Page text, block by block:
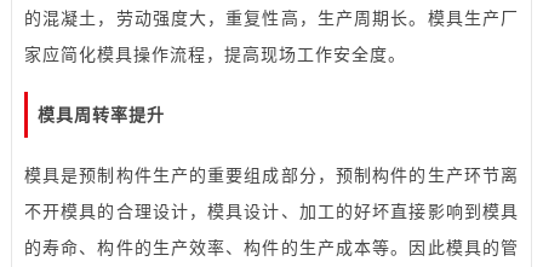
的混凝土，劳动强度大，重复性高，生产周期长。模具生产厂
家应简化模具操作流程，提高现场工作安全度。
模具周转率提升
模具是预制构件生产的重要组成部分，预制构件的生产环节离
不开模具的合理设计，模具设计、加工的好坏直接影响到模具
的寿命、构件的生产效率、构件的生产成本等。因此模具的管